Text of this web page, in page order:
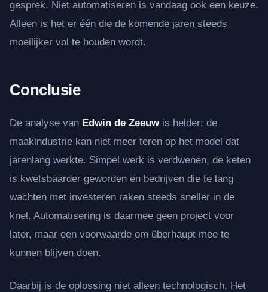
gesprek. Niet automatiseren is vandaag ook een keuze.
Alleen is het er één die de komende jaren steeds
moeilijker vol te houden wordt.
Conclusie
De analyse van Edwin de Zeeuwis helder: de
maakindustrie kan niet meer teren op het model dat
jarenlang werkte. Simpel werk is verdwenen, de keten
is kwetsbaarder geworden en bedrijven die te lang
wachten met investeren raken steeds sneller in de
knel. Automatisering is daarmee geen project voor
later, maar een voorwaarde om überhaupt mee te
kunnen blijven doen.
Daarbij is de oplossing niet alleen technologisch. Het